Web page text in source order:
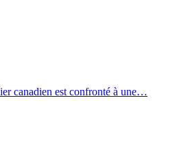
canadien est confronté à une…